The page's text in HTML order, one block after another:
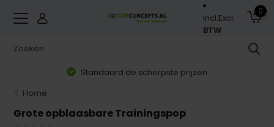
Incl.Excl.
BTW
0
Standaard de scherpste prijzen
Home
Grote opblaasbare Trainingspop